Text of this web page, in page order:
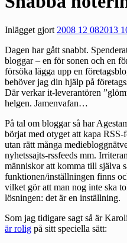
Inlägget gjort2008 12 082013
Dagen har gått snabbt.
bloggar – en för sonen och en
försöka lägga upp en
behöver jag din hjälp på
Där verkar it-leverantören
helgen. Jamenvafan…
På tal om bloggar så har
börjat med otyget att kapa
utan rätt många
nyhetssajts-rssfeeds mm.
människor att komma till själva
funktionen/inställningen finns
vilket gör att man nog inte ska
lösningen: det är en inställning.
Som jag tidigare sagt så är
är rolig på sitt speciella sätt: